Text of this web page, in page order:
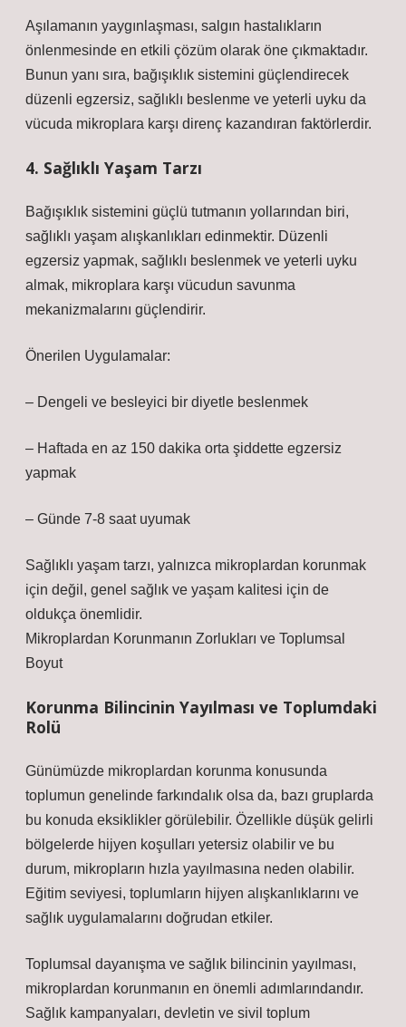
Aşılamanın yaygınlaşması, salgın hastalıkların
önlenmesinde en etkili çözüm olarak öne çıkmaktadır.
Bunun yanı sıra, bağışıklık sistemini güçlendirecek
düzenli egzersiz, sağlıklı beslenme ve yeterli uyku da
vücuda mikroplara karşı direnç kazandıran faktörlerdir.
4. Sağlıklı Yaşam Tarzı
Bağışıklık sistemini güçlü tutmanın yollarından biri,
sağlıklı yaşam alışkanlıkları edinmektir. Düzenli
egzersiz yapmak, sağlıklı beslenmek ve yeterli uyku
almak, mikroplara karşı vücudun savunma
mekanizmalarını güçlendirir.
Önerilen Uygulamalar:
– Dengeli ve besleyici bir diyetle beslenmek
– Haftada en az 150 dakika orta şiddette egzersiz
yapmak
– Günde 7-8 saat uyumak
Sağlıklı yaşam tarzı, yalnızca mikroplardan korunmak
için değil, genel sağlık ve yaşam kalitesi için de
oldukça önemlidir.
Mikroplardan Korunmanın Zorlukları ve Toplumsal
Boyut
Korunma Bilincinin Yayılması ve Toplumdaki
Rolü
Günümüzde mikroplardan korunma konusunda
toplumun genelinde farkındalık olsa da, bazı gruplarda
bu konuda eksiklikler görülebilir. Özellikle düşük gelirli
bölgelerde hijyen koşulları yetersiz olabilir ve bu
durum, mikropların hızla yayılmasına neden olabilir.
Eğitim seviyesi, toplumların hijyen alışkanlıklarını ve
sağlık uygulamalarını doğrudan etkiler.
Toplumsal dayanışma ve sağlık bilincinin yayılması,
mikroplardan korunmanın en önemli adımlarındandır.
Sağlık kampanyaları, devletin ve sivil toplum